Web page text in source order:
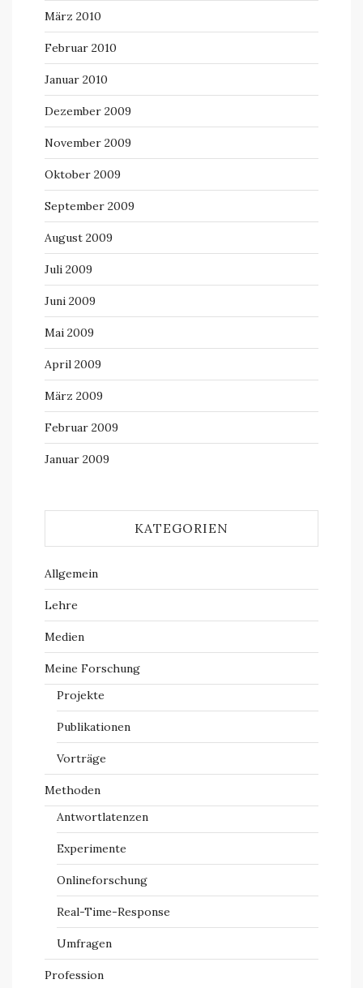
März 2010
Februar 2010
Januar 2010
Dezember 2009
November 2009
Oktober 2009
September 2009
August 2009
Juli 2009
Juni 2009
Mai 2009
April 2009
März 2009
Februar 2009
Januar 2009
KATEGORIEN
Allgemein
Lehre
Medien
Meine Forschung
Projekte
Publikationen
Vorträge
Methoden
Antwortlatenzen
Experimente
Onlineforschung
Real-Time-Response
Umfragen
Profession